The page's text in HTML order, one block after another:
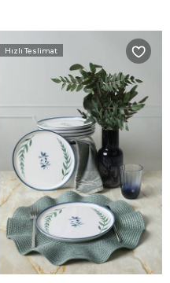
Hızlı Teslimat